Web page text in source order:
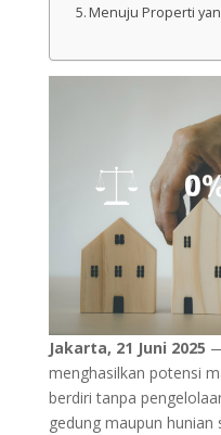
Menuju Properti
Jakarta, 21 Juni 2025
menghasilkan potensi
berdiri tanpa
gedung maupun hunian